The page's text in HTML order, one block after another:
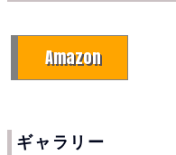
Amazon
ギャラリー